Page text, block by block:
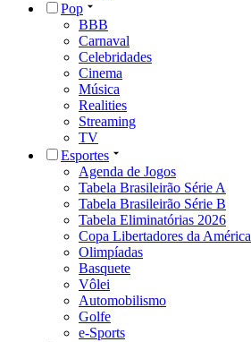
Pop
BBB
Carnaval
Celebridades
Cinema
Música
Realities
Streaming
TV
Esportes
Agenda de Jogos
Tabela Brasileirão Série A
Tabela Brasileirão Série B
Tabela Eliminatórias 2026
Copa Libertadores da América
Olimpíadas
Basquete
Vôlei
Automobilismo
Golfe
e-Sports